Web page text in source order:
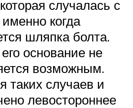
случалась с
когда
шляпка болта.
основание не
возможным.
таких случаев и
левостороннее